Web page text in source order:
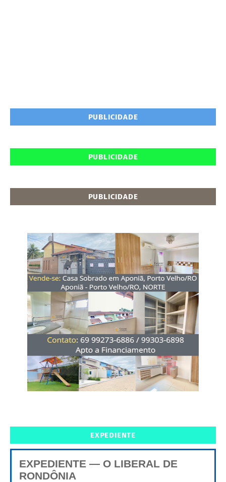
PUBLICIDADE
PUBLICIDADE
PUBLICIDADE
EXPEDIENTE
EXPEDIENTE — O LIBERAL DE
RONDÔNIA